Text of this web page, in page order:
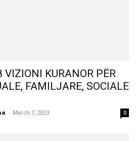
KURANOR PËR
FAMILJARE, SOCIALE
- March 7, 2023 0